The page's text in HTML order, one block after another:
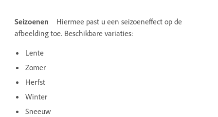
Seizoenen
Hiermee past u een seizoeneffect op de
afbeelding toe. Beschikbare variaties:
Lente
Zomer
Herfst
Winter
Sneeuw